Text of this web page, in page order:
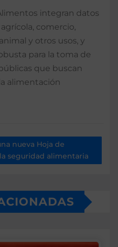
integran datos
comercio,
y otros usos, y
para la toma de
que buscan
alimentación
nueva Hoja de
seguridad alimentaria